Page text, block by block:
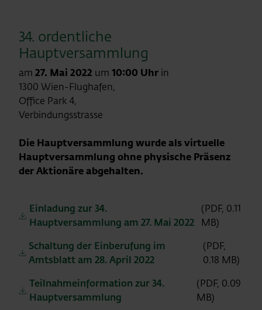
34. ordentliche
Hauptversammlung
am 27. Mai 2022 um 10:00 Uhr in
1300 Wien-Flughafen,
Office Park 4,
Verbindungsstrasse
Die Hauptversammlung wurde als virtuelle
Hauptversammlung ohne physische Präsenz
der Aktionäre abgehalten.
Einladung zur 34.
Hauptversammlung am 27. Mai 2022
(PDF, 0.11
MB)
Schaltung der Einberufung im
Amtsblatt am 28. April 2022
(PDF,
0.18 MB)
Teilnahmeinformation zur 34.
Hauptversammlung
(PDF, 0.09
MB)